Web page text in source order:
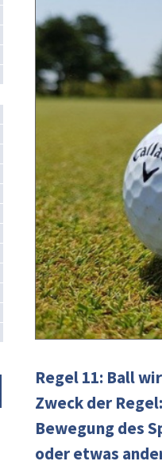
Regel 11: Ball
Zweck der
Bewegung des
oder etwas